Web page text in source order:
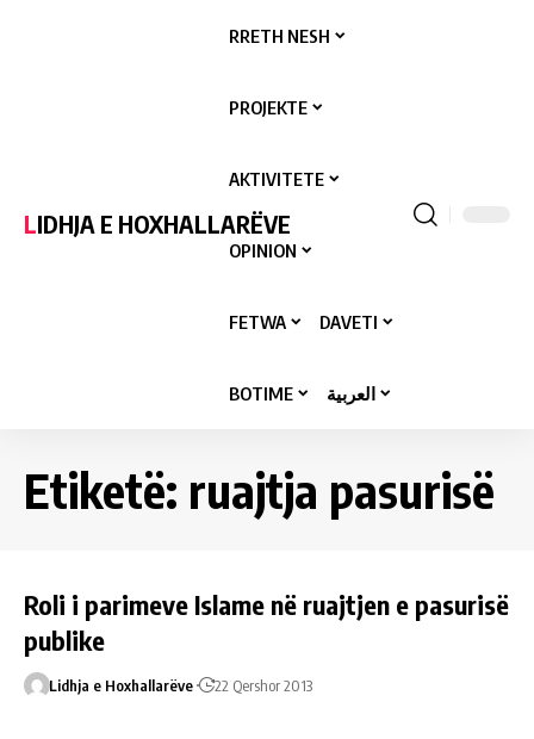
LIDHJA E HOXHALLARËVE
RRETH NESH
PROJEKTE
AKTIVITETE
OPINION
FETWA DAVETI
BOTIME العربية
Etiketë: ruajtja pasurisë
Roli i parimeve Islame në ruajtjen e pasurisë
publike
Lidhja e Hoxhallarëve 22 Qershor 2013